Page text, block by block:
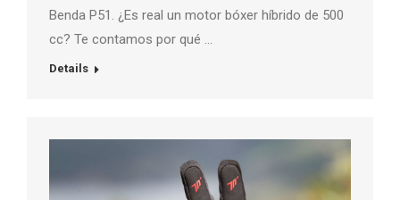
Benda P51. ¿Es real un motor bóxer híbrido de 500
cc? Te contamos por qué …
Details